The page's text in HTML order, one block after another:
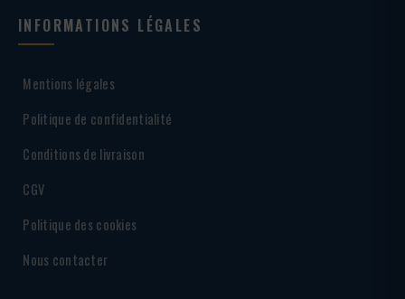
INFORMATIONS LÉGALES
Mentions légales
Politique de confidentialité
Conditions de livraison
CGV
Politique des cookies
Nous contacter